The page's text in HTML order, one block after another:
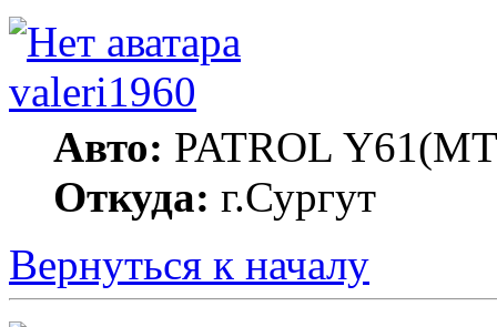
valeri1960
Авто: PATROL
Откуда: г.Сургут
Вернуться к началу